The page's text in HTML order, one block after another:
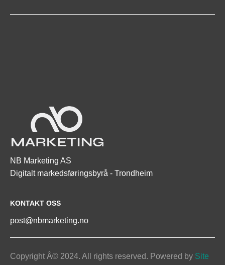
NB Marketing AS
Digitalt markedsføringsbyrå - Trondheim
KONTAKT OSS
post@nbmarketing.no
Copyright Â© 2024. All rights reserved. Powered by Site